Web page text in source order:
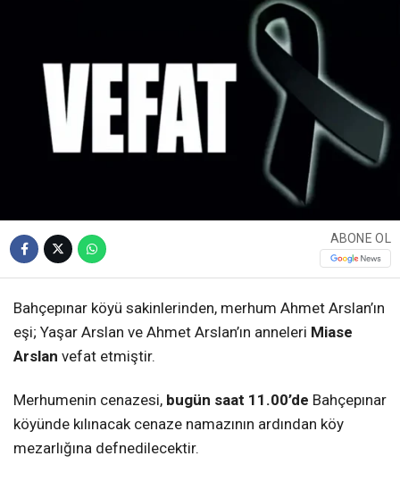
ABONE OL
Bahçepınar köyü sakinlerinden, merhum Ahmet Arslan’ın
eşi; Yaşar Arslan ve Ahmet Arslan’ın anneleri Miase
Arslan vefat etmiştir.
Merhumenin cenazesi, bugün saat 11.00’de Bahçepınar
köyünde kılınacak cenaze namazının ardından köy
mezarlığına defnedilecektir.